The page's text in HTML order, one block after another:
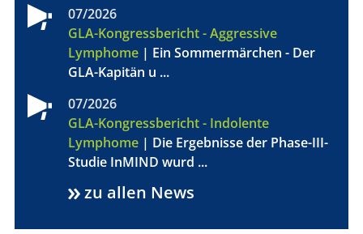
ANSPRECHPARTNER
ORGANISATIONEN
SCORES
SPONSOREN
FÖRDERUNG
07/2026
GLA-Kongressbericht - Aggressive
Lymphome | Ein Sommermärchen - Der
GLA-Kapitän u ...
07/2026
GLA-Kongressbericht - Indolente
Lymphome | Die Ergebnisse der Phase-III-
Studie InMIND wurd ...
zu allen News